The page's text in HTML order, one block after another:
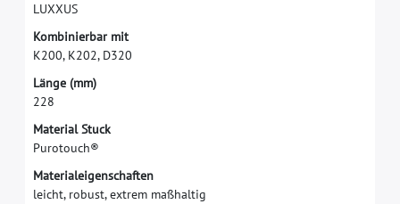
LUXXUS
Kombinierbar mit
K200, K202, D320
Länge (mm)
228
Material Stuck
Purotouch®
Materialeigenschaften
leicht, robust, extrem maßhaltig